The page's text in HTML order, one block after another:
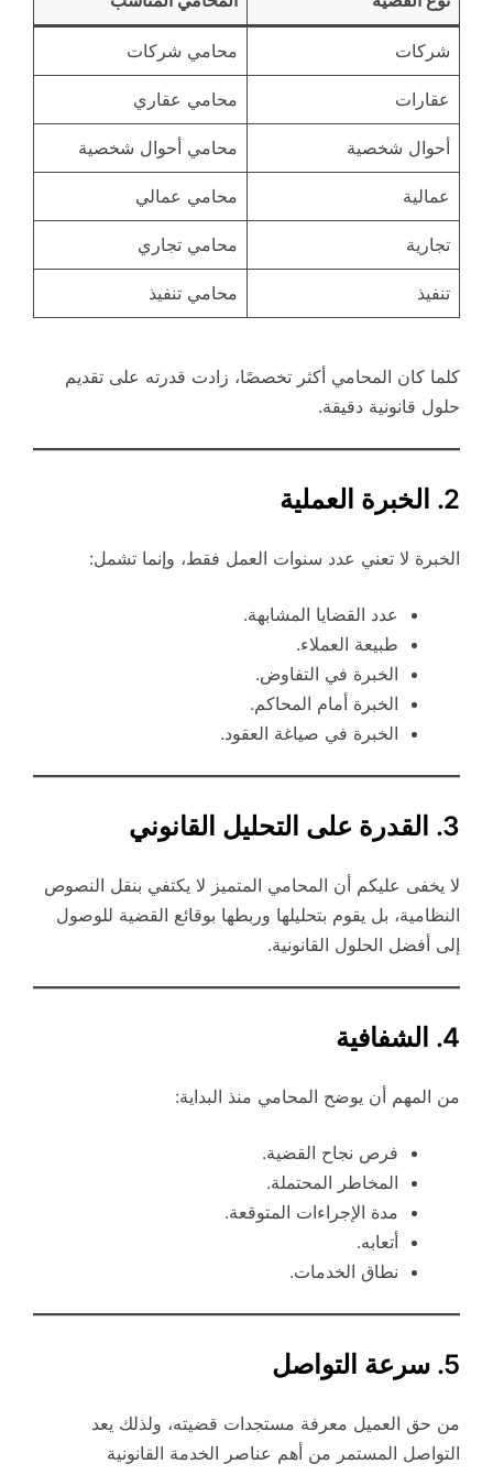
شركات محامي شركات
عقارات محامي عقاري
أحوال شخصية محامي أحوال شخصية
عمالية محامي عمالي
تجارية محامي تجاري
تنفيذ محامي تنفيذ
كلما كان المحامي أكثر تخصصًا، زادت قدرته على تقديم
حلول قانونية دقيقة.
2. الخبرة العملية
الخبرة لا تعني عدد سنوات العمل فقط، وإنما تشمل:
عدد القضايا المشابهة.
طبيعة العملاء.
الخبرة في التفاوض.
الخبرة أمام المحاكم.
الخبرة في صياغة العقود.
3. القدرة على التحليل القانوني
لا يخفى عليكم أن المحامي المتميز لا يكتفي بنقل النصوص
النظامية، بل يقوم بتحليلها وربطها بوقائع القضية للوصول
إلى أفضل الحلول القانونية.
4. الشفافية
من المهم أن يوضح المحامي منذ البداية:
فرص نجاح القضية.
المخاطر المحتملة.
مدة الإجراءات المتوقعة.
أتعابه.
نطاق الخدمات.
5. سرعة التواصل
من حق العميل معرفة مستجدات قضيته، ولذلك يعد
التواصل المستمر من أهم عناصر الخدمة القانونية